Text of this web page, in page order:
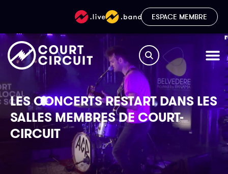
ESPACE MEMBRE
LES CONCERTS RESTART DANS LES
SALLES MEMBRES DE COURT-
CIRCUIT